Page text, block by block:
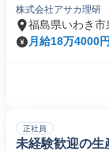
株式会社アサカ理研
福島県いわき
月給18万4000
正社員
未経験歓迎の生